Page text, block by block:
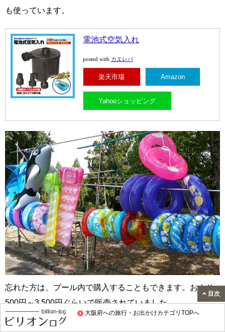
大阪府への旅行・お出かけカテゴリTOPへ
も使っています。
電池式空気入れ
posted with カエレバ
楽天市場 Amazon
Yahooショッピング
忘れた方は、プール内で購入することもできます。およそ
500円～3,500円ぐらいで販売されていました。
目次